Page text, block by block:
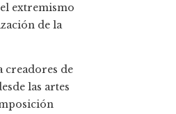
extremismo
de la
creadores de
las artes